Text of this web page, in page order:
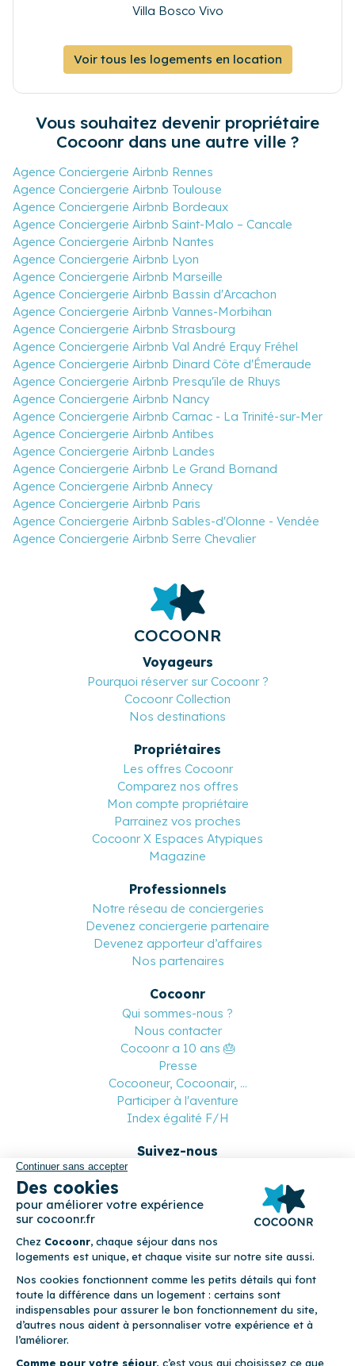
Villa Bosco Vivo
Voir tous les logements en location
Vous souhaitez devenir propriétaire
Cocoonr dans une autre ville ?
Agence Conciergerie Airbnb Rennes
Agence Conciergerie Airbnb Toulouse
Agence Conciergerie Airbnb Bordeaux
Agence Conciergerie Airbnb Saint-Malo – Cancale
Agence Conciergerie Airbnb Nantes
Agence Conciergerie Airbnb Lyon
Agence Conciergerie Airbnb Marseille
Agence Conciergerie Airbnb Bassin d'Arcachon
Agence Conciergerie Airbnb Vannes-Morbihan
Agence Conciergerie Airbnb Strasbourg
Agence Conciergerie Airbnb Val André Erquy Fréhel
Agence Conciergerie Airbnb Dinard Côte d'Émeraude
Agence Conciergerie Airbnb Presqu'île de Rhuys
Agence Conciergerie Airbnb Nancy
Agence Conciergerie Airbnb Carnac - La Trinité-sur-Mer
Agence Conciergerie Airbnb Antibes
Agence Conciergerie Airbnb Landes
Agence Conciergerie Airbnb Le Grand Bornand
Agence Conciergerie Airbnb Annecy
Agence Conciergerie Airbnb Paris
Agence Conciergerie Airbnb Sables-d'Olonne - Vendée
Agence Conciergerie Airbnb Serre Chevalier
COCOONR
Voyageurs
Pourquoi réserver sur Cocoonr ?
Cocoonr Collection
Nos destinations
Propriétaires
Les offres Cocoonr
Comparez nos offres
Mon compte propriétaire
Parrainez vos proches
Cocoonr X Espaces Atypiques
Magazine
Professionnels
Notre réseau de conciergeries
Devenez conciergerie partenaire
Devenez apporteur d’affaires
Nos partenaires
Cocoonr
Qui sommes-nous ?
Nous contacter
Cocoonr a 10 ans 🎂
Presse
Cocooneur, Cocoonair, ...
Participer à l'aventure
Index égalité F/H
Suivez-nous